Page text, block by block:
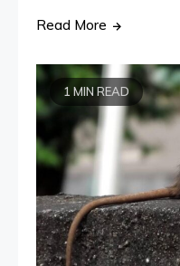
Read More
1 MIN READ